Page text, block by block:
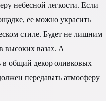
небесной легкости. Если
ее можно украсить
стиле. Будет не лишним
высоких вазах. А
в общий декор оливковых
передавать атмосферу